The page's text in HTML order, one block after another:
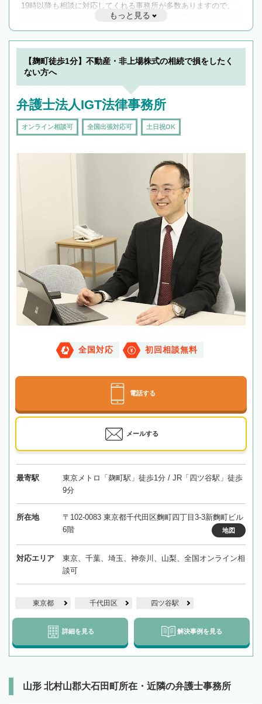
19時以降も相談に対応してくれる事務所が多数ありますので、
遅い時間の相談が増えそうな場合はそのような事務所に絞り込
んで検索してみましょう。
19時以降TEL可の条件
を加えて再検索
もっと見る
【麹町徒歩1分】不動産・非上場株式の相続で損をしたく
ない方へ
弁護士法人IGT法律事務所
オンライン相談可 全国出張対応可 土日祝OK
全国対応 初回相談無料
電話する
メールする
最寄駅
東京メトロ「麹町駅」徒歩1分 / JR「四ツ谷駅」徒歩
9分
所在地
〒102-0083 東京都千代田区麴町四丁目3-3新麴町ビル
6階
地図
対応エリア
東京、千葉、埼玉、神奈川、山梨、全国オンライン相
談可
東京都 千代田区 四ツ谷駅
詳細を見る 解決事例を見る
山形 北村山郡大石田町所在・近隣の弁護士事務所